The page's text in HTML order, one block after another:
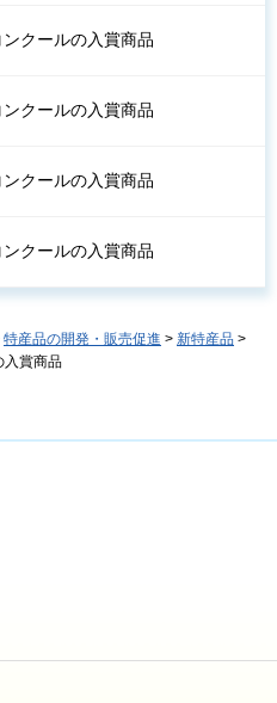
クールの入賞商品
クールの入賞商品
クールの入賞商品
クールの入賞商品
特産品の開発・販売促進 > 新特産品 >
入賞商品